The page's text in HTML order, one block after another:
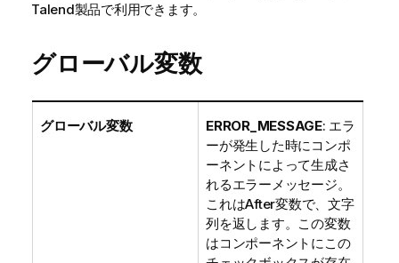
Talend製品で利用できます。
グローバル変数
グローバル変数 ERROR_MESSAGE: エラ
ーが発生した時にコンポ
ーネントによって生成さ
れるエラーメッセージ。
これはAfter変数で、文字
列を返します。この変数
はコンポーネントにこの